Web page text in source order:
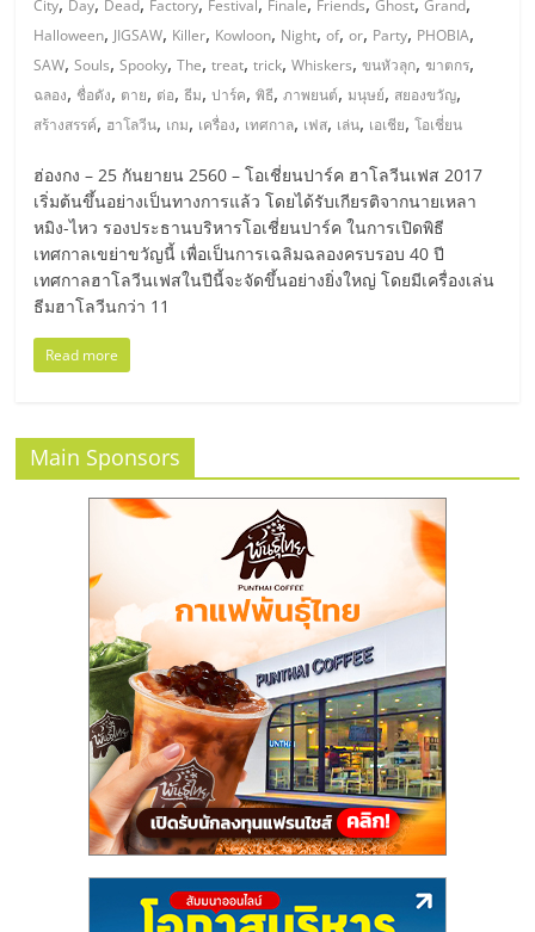
เอ็
มอี
ไทย,
SMEs,
แฟ
รน
ไชส์,
ที่
ปรึกษา
แฟ
ไชส์,
รวม
แฟ
City Day Dead Factory Festival Finale Friends Ghost Grand
Halloween, JIGSAW, Killer, Kowloon, Night,of,or, Party, PHOBIA,
SAW,Souls,Spooky,The,treat,trick,Whiskers,ขนหัวลุก,ฆาตกร,
ฉลอง, ชื่อดัง, ตาย, ต่อ,ธีม,ปาร์ค,พิธี,ภาพยนต์,มนุษย์, สยองขวัญ,
สร้างสรรค์, ฮาโลวีน, เกม, เครื่อง, เทศกาล, เฟส, เล่น, เอเชีย,โอเชี่ยน
ฮ่องกง – 25 กันยายน 2560 – โอเชี่ยนปาร์ค ฮาโลวีนเฟส 2017
เริ่มต้นขึ้นอย่างเป็นทางการแล้ว โดยได้รับเกียรติจากนายเหลา
หมิง-ไหว รองประธานบริหารโอเชี่ยนปาร์ค ในการเปิดพิธี
เทศกาลเขย่าขวัญนี้ เพื่อเป็นการเฉลิมฉลองครบรอบ 40 ปี
เทศกาลฮาโลวีนเฟสในปีนี้จะจัดขึ้นอย่างยิ่งใหญ่ โดยมีเครื่องเล่น
ธีมฮาโลวีนกว่า 11
Read more
Main Sponsors